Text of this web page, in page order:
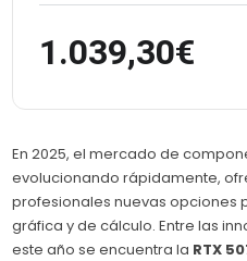
1.039,30€
En 2025, el mercado de
evolucionando rápidamente,
profesionales nuevas opciones
gráfica y de cálculo. Entre las
este año se encuentra la RTX